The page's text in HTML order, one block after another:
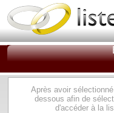
Après avoir
dessous afin de
d'accéder à la